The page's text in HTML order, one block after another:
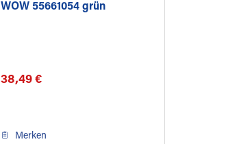
WOW 55661054 grün
38,49 €
Merken